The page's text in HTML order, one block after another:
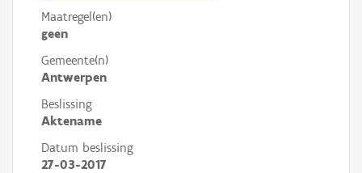
Maatregel(en)
geen
Gemeente(n)
Antwerpen
Beslissing
Aktename
Datum beslissing
27-03-2017